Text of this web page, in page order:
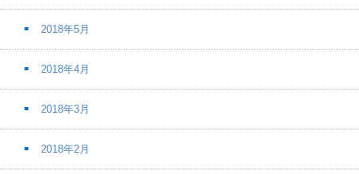
2018年5月
2018年4月
2018年3月
2018年2月